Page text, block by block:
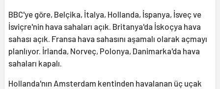
BBC'ye göre, Belçika, İtalya, Hollanda, İspanya, İsveç ve
İsviçre'nin hava sahaları açık. Britanya'da İskoçya hava
sahası açık. Fransa hava sahasını aşamalı olarak açmayı
planlıyor. İrlanda, Norveç, Polonya, Danimarka'da hava
sahaları kapalı.
Hollanda'nın Amsterdam kentinden havalanan üç uçak